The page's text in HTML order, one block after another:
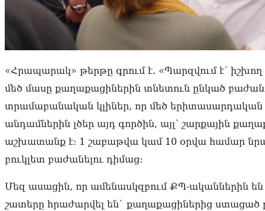
«Հրապարակ» թերթը գրում է. «Պարզվում է՝
մեծ մասը քաղաքացիներին տնետուն ընկած
տրամաբանական կլիներ, որ մեծ երիտասարդական
անդամներին լծեր այդ գործին, այլ՝ շարքային
աշխատանք է: 1 շաբաթվա կամ 10 օրվա համար
բուկլետ բաժանելու դիմաց։
Մեզ ասացին, որ ամենասկզբում ՔՊ-ականներին
շատերը հրաժարվել են` քաղաքացիներից ստացած